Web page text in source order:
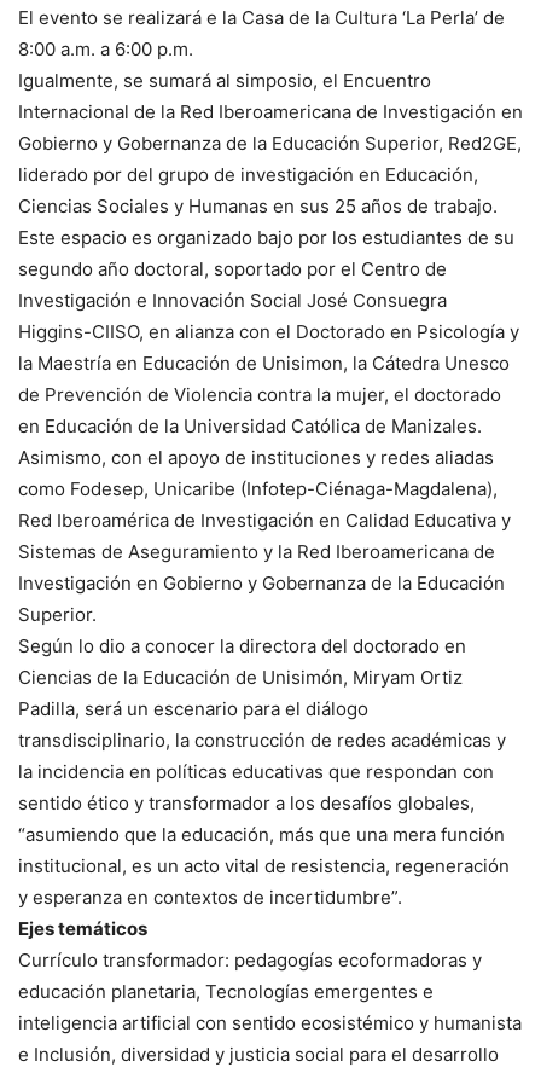
El evento se realizará e la Casa de la Cultura ‘La Perla’ de
8:00 a.m. a 6:00 p.m.
Igualmente, se sumará al simposio, el Encuentro
Internacional de la Red Iberoamericana de Investigación en
Gobierno y Gobernanza de la Educación Superior, Red2GE,
liderado por del grupo de investigación en Educación,
Ciencias Sociales y Humanas en sus 25 años de trabajo.
Este espacio es organizado bajo por los estudiantes de su
segundo año doctoral, soportado por el Centro de
Investigación e Innovación Social José Consuegra
Higgins-CIISO, en alianza con el Doctorado en Psicología y
la Maestría en Educación de Unisimon, la Cátedra Unesco
de Prevención de Violencia contra la mujer, el doctorado
en Educación de la Universidad Católica de Manizales.
Asimismo, con el apoyo de instituciones y redes aliadas
como Fodesep, Unicaribe (Infotep-Ciénaga-Magdalena),
Red Iberoamérica de Investigación en Calidad Educativa y
Sistemas de Aseguramiento y la Red Iberoamericana de
Investigación en Gobierno y Gobernanza de la Educación
Superior.
Según lo dio a conocer la directora del doctorado en
Ciencias de la Educación de Unisimón, Miryam Ortiz
Padilla, será un escenario para el diálogo
transdisciplinario, la construcción de redes académicas y
la incidencia en políticas educativas que respondan con
sentido ético y transformador a los desafíos globales,
“asumiendo que la educación, más que una mera función
institucional, es un acto vital de resistencia, regeneración
y esperanza en contextos de incertidumbre”.
Ejes temáticos
Currículo transformador: pedagogías ecoformadoras y
educación planetaria, Tecnologías emergentes e
inteligencia artificial con sentido ecosistémico y humanista
e Inclusión, diversidad y justicia social para el desarrollo